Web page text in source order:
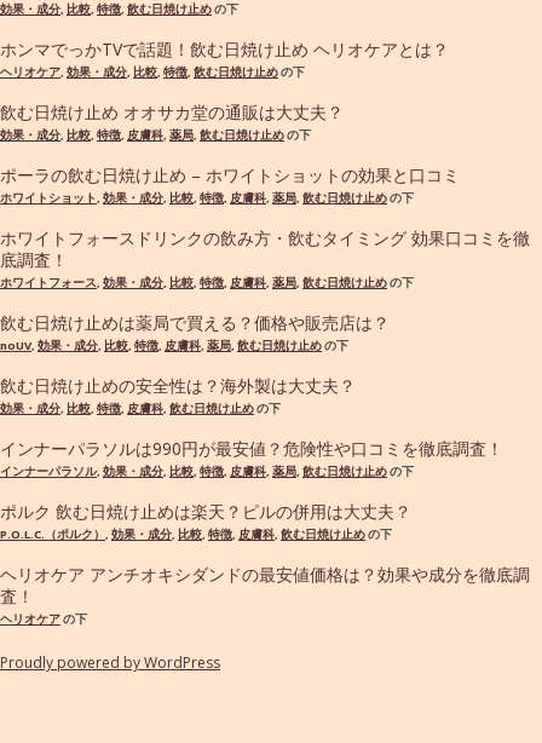
効果・成分, 比較, 特徴, 飲む日焼け止めの下
ホンマでっかTVで話題！飲む日焼け止め ヘリオケアとは？
ヘリオケア, 効果・成分, 比較, 特徴, 飲む日焼け止めの下
飲む日焼け止め オオサカ堂の通販は大丈夫？
効果・成分, 比較, 特徴, 皮膚科, 薬局, 飲む日焼け止めの下
ポーラの飲む日焼け止め – ホワイトショットの効果と口コミ
ホワイトショット, 効果・成分, 比較, 特徴, 皮膚科, 薬局, 飲む日焼け止めの下
ホワイトフォースドリンクの飲み方・飲むタイミング 効果口コミを徹
底調査！
ホワイトフォース, 効果・成分, 比較, 特徴, 皮膚科, 薬局, 飲む日焼け止めの下
飲む日焼け止めは薬局で買える？価格や販売店は？
noUV, 効果・成分, 比較, 特徴, 皮膚科, 薬局, 飲む日焼け止めの下
飲む日焼け止めの安全性は？海外製は大丈夫？
効果・成分, 比較, 特徴, 皮膚科, 飲む日焼け止めの下
インナーパラソルは990円が最安値？危険性や口コミを徹底調査！
インナーパラソル, 効果・成分, 比較, 特徴, 皮膚科, 薬局, 飲む日焼け止めの下
ポルク 飲む日焼け止めは楽天？ピルの併用は大丈夫？
P.O.L.C.（ポルク） , 効果・成分, 比較, 特徴, 皮膚科, 飲む日焼け止めの下
ヘリオケア アンチオキシダンドの最安値価格は？効果や成分を徹底調
査！
ヘリオケアの下
Proudly powered by WordPress